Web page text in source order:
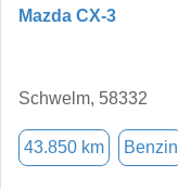
Mazda CX-3
Schwelm, 58332
43.850 km Benzin